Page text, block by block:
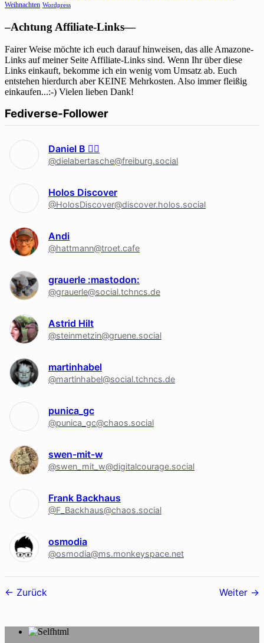
Weihnachten Wordpress
–Achtung Affiliate-Links—
Fairer Weise möchte ich euch darauf hinweisen, das alle Amazone-
Links auf meiner Seite Affiliate-Links sind. Wenn Ihr über diese
Links einkauft, bekomme ich ein wenig vom Umsatz ab. Euch
entstehen hierdurch aber KEINE Mehrkosten. Also immer fleißig
einkaufen...:-) Vielen lieben Dank!
Fediverse-Follower
Daniel B 🏳‍🌈
@dielabertasche@freiburg.social
Holos Discover
@HolosDiscover@discover.holos.social
Andi
@hattmann@troet.cafe
grauerle :mastodon:
@grauerle@social.tchncs.de
Astrid Hilt
@steinmetzin@gruene.social
martinhabel
@martinhabel@social.tchncs.de
punica_gc
@punica_gc@chaos.social
swen-mit-w
@swen_mit_w@digitalcourage.social
Frank Backhaus
@F_Backhaus@chaos.social
osmodia
@osmodia@ms.monkeyspace.net
Follower-
Zurück Weiter